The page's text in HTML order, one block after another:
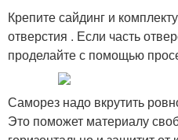
Крепите сайдинг и
отверстия . Если часть
проделайте с помощью
Саморез надо вкрутить
Это поможет материалу